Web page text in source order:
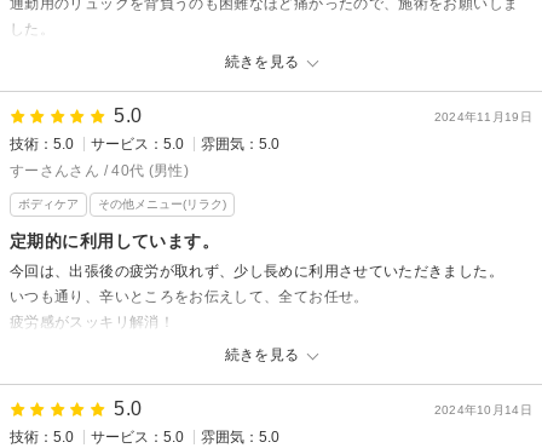
お身体の状態に合わせて施術させていただきました。
お仕事柄、お身体への負担が溜まりやすいと思いますので
つらくなる前のメンテナンスがおすすめです。
またお疲れの際は、いつでもお気軽にお越しください😊
はなもも様のご来院を心よりお待ちしております。
続きを見る
通勤用のリュックを背負うのも困難なほど痛かったので、施術をお願いしま
した。
あらゆる手技を駆使して施術をしていただいたおかげで、翌々日には痛みも
リュックも楽々背負えるように。
非常に助かりました。ありがとうございました！！
温熱療法院えがおからの返信
すーさん様
ご来店&口コミありがとうございます！
リュックが背負えるようになって良かったですね♪
ストレッチしてあげてくださいね^^
また温まりにいらしてくださいね★
2024年11月19日
5.0
技術：5.0 サービス：5.0
雰囲気：5.0
すーさんさん / 40代 (男性)
ボディケア その他メニュー(リラク)
定期的に利用しています。
続きを見る
今回は、出張後の疲労が取れず、少し長めに利用させていただきました。
いつも通り、辛いところをお伝えして、全てお任せ。
疲労感がスッキリ解消！
また利用させていただきます。
温熱療法院えがおからの返信
2024年10月14日
5.0
技術：5.0 サービス：5.0
雰囲気：5.0